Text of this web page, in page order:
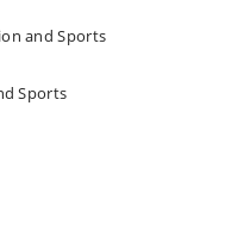
and Sports
Sports